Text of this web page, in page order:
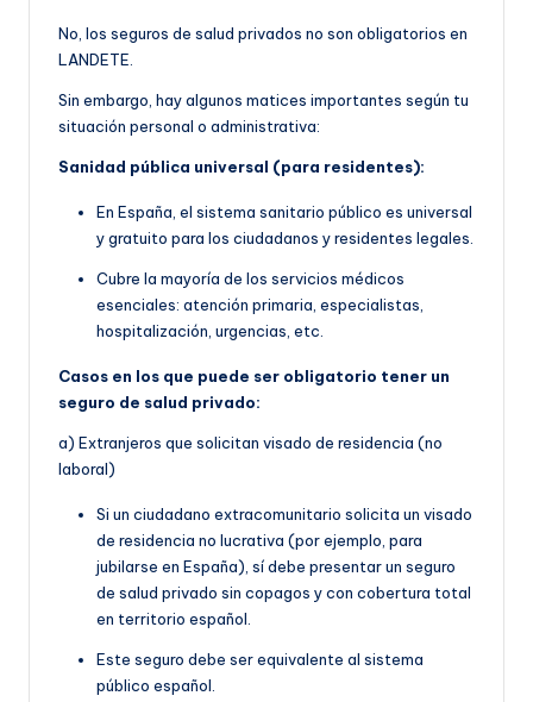
No, los seguros de salud privados no son obligatorios en
LANDETE.
Sin embargo, hay algunos matices importantes según tu
situación personal o administrativa:
Sanidad pública universal (para residentes):
En España, el sistema sanitario público es universal
y gratuito para los ciudadanos y residentes legales.
Cubre la mayoría de los servicios médicos
esenciales: atención primaria, especialistas,
hospitalización, urgencias, etc.
Casos en los que puede ser obligatorio tener un
seguro de salud privado:
a) Extranjeros que solicitan visado de residencia (no
laboral)
Si un ciudadano extracomunitario solicita un visado
de residencia no lucrativa (por ejemplo, para
jubilarse en España), sí debe presentar un seguro
de salud privado sin copagos y con cobertura total
en territorio español.
Este seguro debe ser equivalente al sistema
público español.